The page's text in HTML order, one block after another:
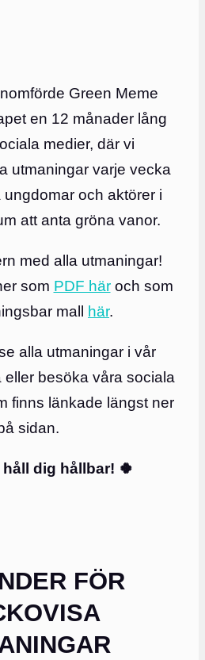
Green Meme
en 12 månader lång
medier, där vi
utmaningar varje vecka
och aktörer i
att anta gröna vanor.
med alla utmaningar!
som PDF häroch som
mall
här.
alla utmaningar i vår
eller besöka våra sociala
finns länkade längst ner
sidan.
dig hållbar! 🍀
FÖR